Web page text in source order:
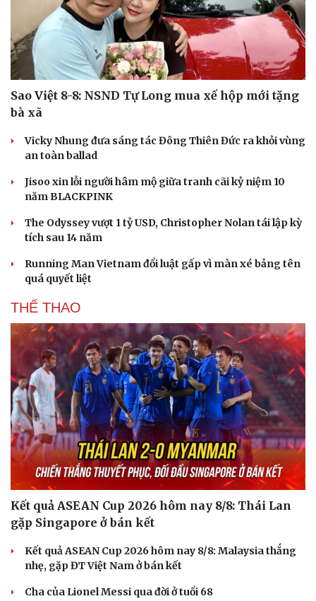
Du lịch
Tư vấn
Săn Tour
check-in
Podcast
Câu chuyện thời sự
Đọc truyện đêm khuya
Cửa sổ tình yêu
Kể chuyện cho bé
Hạt giống tâm hồn
Sao Việt 8-8: NSND Tự Long mua xế hộp mới tặng
bà xã
Vicky Nhung đưa sáng tác Đông Thiên Đức ra khỏi vùng
an toàn ballad
Jisoo xin lỗi người hâm mộ giữa tranh cãi kỷ niệm 10
năm BLACKPINK
The Odyssey vượt 1 tỷ USD, Christopher Nolan tái lập kỳ
tích sau 14 năm
Running Man Vietnam đổi luật gấp vì màn xé bảng tên
quá quyết liệt
THỂ THAO
Kết quả ASEAN Cup 2026 hôm nay 8/8: Thái Lan
gặp Singapore ở bán kết
Kết quả ASEAN Cup 2026 hôm nay 8/8: Malaysia thắng
nhẹ, gặp ĐT Việt Nam ở bán kết
Cha của Lionel Messi qua đời ở tuổi 68